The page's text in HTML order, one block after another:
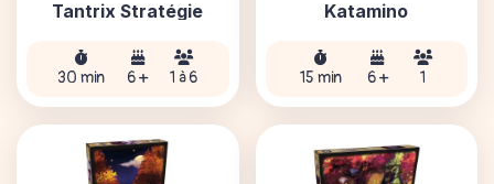
Tantrix Stratégie
30 min 6 + 1 à 6
Katamino
15 min 6 + 1